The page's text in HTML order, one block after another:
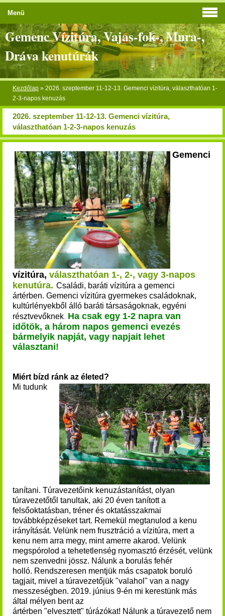
Gemenc Vízitúra, Vajas-fok-, Mura-,
Dráva kenutúrák
Kezdőlap » 2026. szeptember 11-12-13. Gemenci vízitúra, választhatóan 1-
2-3-napos kenuzás
2026. szeptember 11-12-13. Gemenci vízitúra,
választhatóan 1-2-3-napos kenuzás
Gemenci
vízitúra, választhatóan 1-, 2-, vagy 3-napos
kenutúra. Családi, baráti vízitúra a gemenci
ártérben. Gemenci vízitúra gyermekes családoknak,
kultúrlényekből álló baráti társaságoknak, egyéni
résztvevőknek. Ha csak egy 1-2 napra van
időtök, a három napos gemenci evezés
bármelyik napját, vagy napjait lehet
választani!
Miért bízd ránk az életed?
Mi tudunk
tanítani. Túravezetőink kenuzástanítást, olyan
túravezetőtől tanultak, aki 20 éven tanított a
felsőoktatásban, tréner és oktatásszakmai
továbbképzéseket tart. Remekül megtanulod a kenu
irányítását. Velünk nem frusztráció a vízitúra, mert a
kenu nem arra megy, mint amerre akarod. Velünk
megspórolod a tehetetlenség nyomasztó érzését, velünk
nem szenvedni jössz. Nálunk a borulás fehér
holló. Rendszeresen mentjük más csapatok boruló
tagjait, mivel a túravezetőjük "valahol" van a nagy
messzeségben. 2019. június 9-én mi kerestünk más
által mélyen bent az
ártérben "elvesztett" túrázókat! Nálunk a túravezető nem
Menü